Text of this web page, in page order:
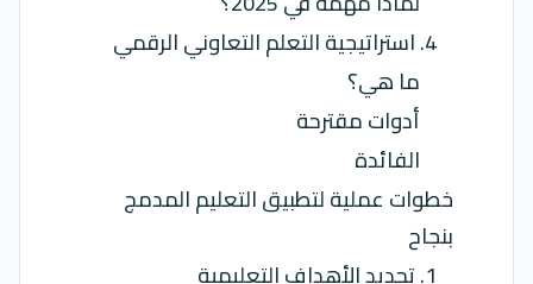
4. استراتيجية التعلم التعاوني الرقمي
ما هي؟
أدوات مقترحة
الفائدة
خطوات عملية لتطبيق التعليم المدمج
بنجاح
1. تحديد الأهداف التعليمية